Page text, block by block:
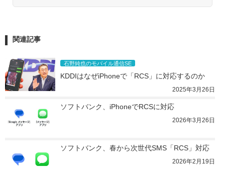
関連記事
石野純也のモバイル通信SE
KDDIはなぜiPhoneで「RCS」に対応するのか
2025年3月26日
ソフトバンク、iPhoneでRCSに対応
2026年3月26日
ソフトバンク、春から次世代SMS「RCS」対応
2026年2月19日